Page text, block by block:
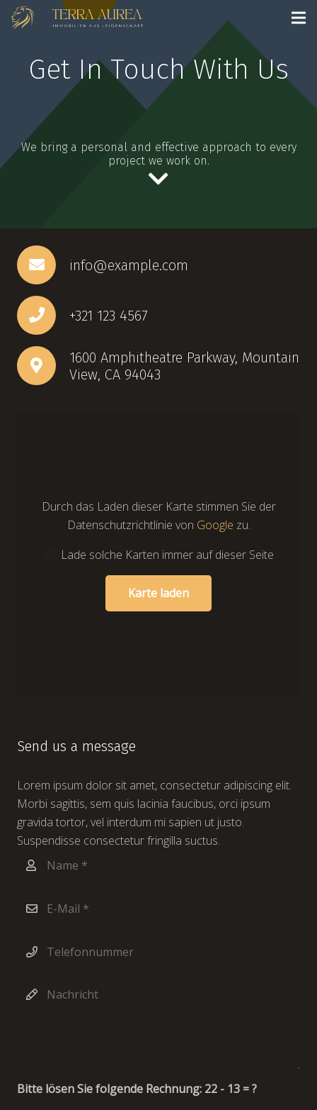
Get In Touch With Us
We bring a personal and effective approach to every
project we work on.
info@example.com
+321 123 4567
1600 Amphitheatre Parkway, Mountain
View, CA 94043
Durch das Laden dieser Karte stimmen Sie der
Datenschutzrichtlinie von Google zu.
Lade solche Karten immer auf dieser Seite
Karte laden
Send us a message
Lorem ipsum dolor sit amet, consectetur adipiscing elit.
Morbi sagittis, sem quis lacinia faucibus, orci ipsum
gravida tortor, vel interdum mi sapien ut justo.
Suspendisse consectetur fringilla suctus.
Bitte lösen Sie folgende Rechnung: 22 - 13 = ?